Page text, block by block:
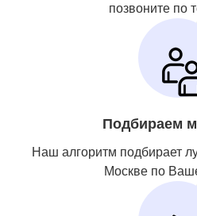
позвоните по
Подбираем
Наш алгоритм подбирает
Москве по